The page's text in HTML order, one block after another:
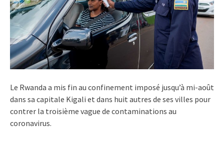
Le Rwanda a mis fin au confinement imposé jusqu’à mi-août
dans sa capitale Kigali et dans huit autres de ses villes pour
contrer la troisième vague de contaminations au
coronavirus.